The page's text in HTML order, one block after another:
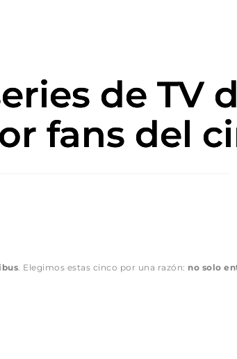
de TV
fans del
. Elegimos estas cinco por una razón: no solo